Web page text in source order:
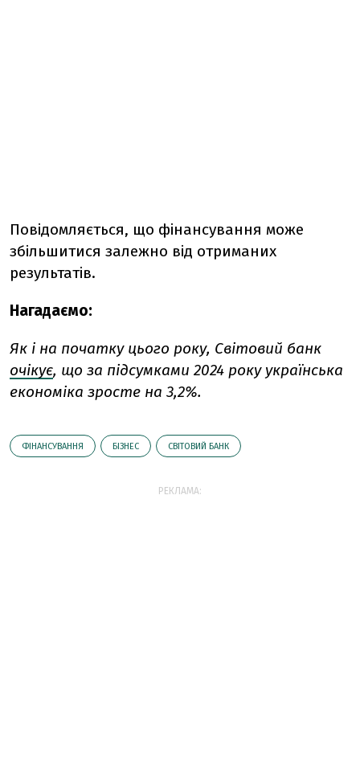
Повідомляється, що фінансування може
збільшитися залежно від отриманих
результатів.
Нагадаємо:
Як і на початку цього року, Світовий банк
очікує, що за підсумками 2024 року українська
економіка зросте на 3,2%.
ФІНАНСУВАННЯ БІЗНЕС СВІТОВИЙ БАНК
РЕКЛАМА: